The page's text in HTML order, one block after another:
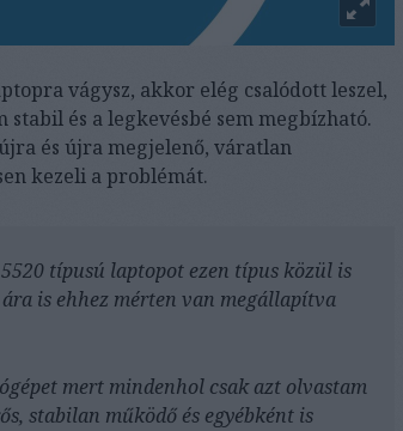
vágysz, akkor elég csalódott leszel,
és a legkevésbé sem megbízható.
és újra megjelenő, váratlan
kezeli a problémát.
típusú laptopot ezen típus közül is
is ehhez mérten van megállapítva
mert mindenhol csak azt olvastam
stabilan működő és egyébként is